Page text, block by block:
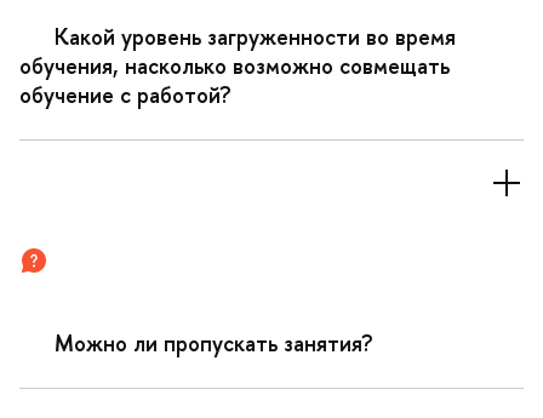
Какой уровень загруженности во время
обучения, насколько возможно совмещать
обучение с работой?
Можно ли пропускать занятия?